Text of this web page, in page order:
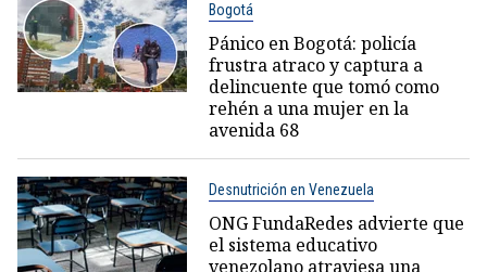
Bogotá
Pánico en Bogotá: policía
frustra atraco y captura a
delincuente que tomó como
rehén a una mujer en la
avenida 68
Desnutrición en Venezuela
ONG FundaRedes advierte que
el sistema educativo
venezolano atraviesa una